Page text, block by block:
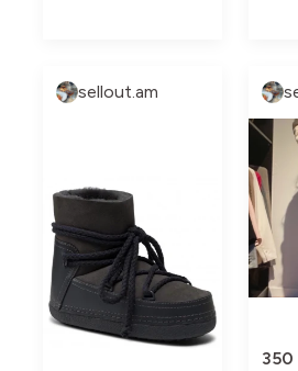
sellout.am
350